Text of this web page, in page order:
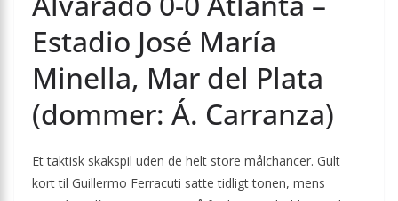
Estadio José María
Minella, Mar del Plata
(dommer: Á. Carranza)
Et taktisk skakspil uden de helt store målchancer. Gult
kort til Guillermo Ferracuti satte tidligt tonen, mens